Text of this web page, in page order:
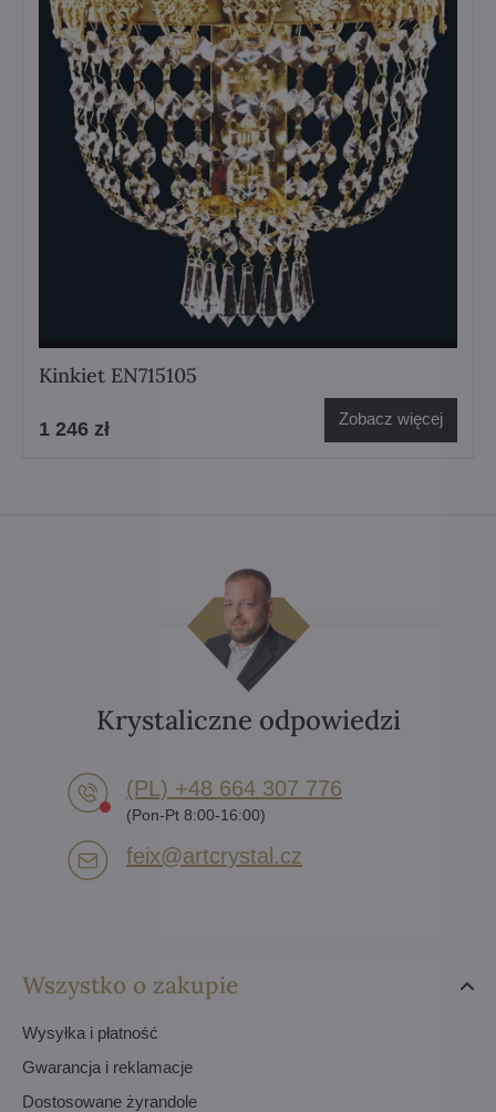
Kinkiet EN715105
1 246 zł Zobacz więcej
Wszystko o zakupie
Wysyłka i płatność
Gwarancja i reklamacje
Dostosowane żyrandole
Krystaliczne odpowiedzi
(PL) +48 664 307 776
(Pon-Pt 8:00-16:00)
feix​@artcrystal​.cz